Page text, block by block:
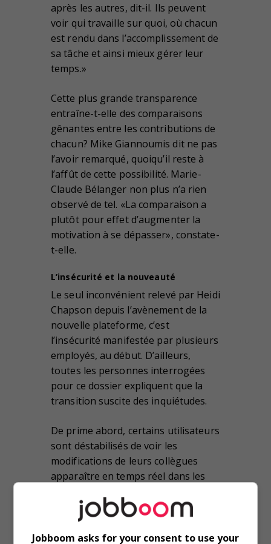
après les autres, dit-il. Ils peuvent
voir qui travaille sur quoi, où chacun
est rendu dans l’accomplissement de
sa tâche et ainsi mieux gérer leur
temps.»
Cette plus grande transparence
entraîne-t-elle des comparaisons
gênantes entre les contributions de
chacun? Mike Giannoumis dit ne pas
l’avoir remarqué, quoiqu’il reste à
l’affût de cette possibilité. Marie-
Claude Bélanger non plus n’a rien
observé de tel. «La comparaison a
plutôt pour effet d’augmenter la
motivation à se dépasser», constate-
t-elle.
L’insécurité et la nouveauté
Le seul inconvénient relevé par Heidi
Chapson depuis l’avènement de la
nouvelle plateforme, c’est
l’insécurité manifestée par plusieurs
employés, au début. D’ailleurs,
toutes les personnes interrogées
pour ce dossier expliquent que la
transition suscite des inquiétudes.
De prime abord, certains utilisateurs
sont déstabilisés de voir les
modifications de leurs collègues
apparaître en temps réel dans les
l’historique des révisions ne fait
souvent pas encore partie des
habitudes, ce qui peut engendrer de
Jobboom asks for your consent to use your